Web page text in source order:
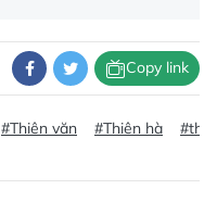
Copy link
#Thiên văn #Thiên hà